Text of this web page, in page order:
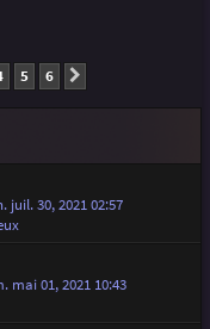
h
5 6
juil. 30, 2021 02:57
mai 01, 2021 10:43